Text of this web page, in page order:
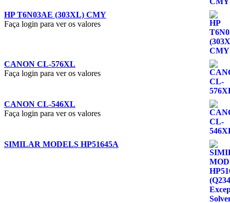
HP T6N03AE (303XL) CMY
Faça login para ver os valores
CANON CL-576XL
Faça login para ver os valores
CANON CL-546XL
Faça login para ver os valores
SIMILAR MODELS HP51645A